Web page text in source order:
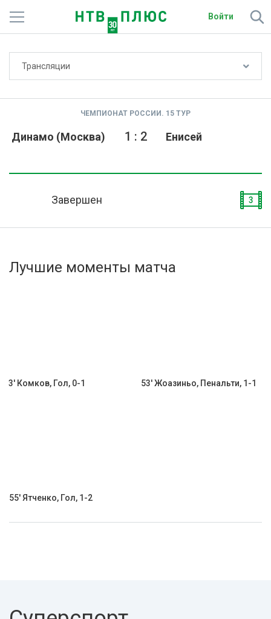
Войти
Спорт
Активировать промокод
Трансляции
ЧЕМПИОНАТ РОССИИ. 15 ТУР
Динамо (Москва) Енисей
1 : 2
Завершен 3
Лучшие моменты матча
3' Комков, Гол, 0-1 53' Жоазиньо, Пенальти, 1-1
55' Ятченко, Гол, 1-2